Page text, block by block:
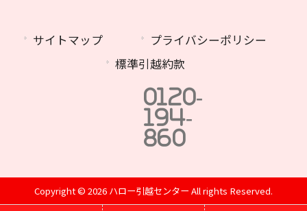
サイトマップ
プライバシーポリシー
標準引越約款
0120-
194-
860
Copyright © 2026 ハロー引越センター All rights Reserved.